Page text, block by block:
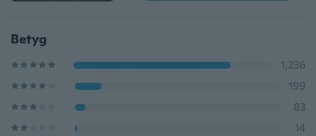
Betyg
1,236
199
83
14